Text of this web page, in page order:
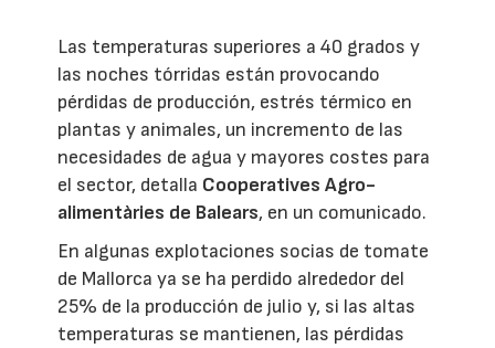
Las temperaturas superiores a 40 grados y
las noches tórridas están provocando
pérdidas de producción, estrés térmico en
plantas y animales, un incremento de las
necesidades de agua y mayores costes para
el sector, detalla Cooperatives Agro-
alimentàries de Balears, en un comunicado.
En algunas explotaciones socias de tomate
de Mallorca ya se ha perdido alrededor del
25% de la producción de julio y, si las altas
temperaturas se mantienen, las pérdidas